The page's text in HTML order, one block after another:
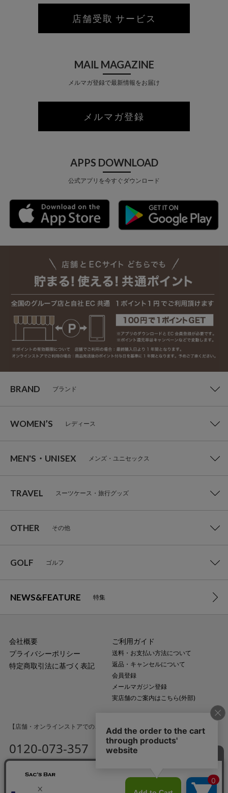
店舗受取 サービス
MAIL MAGAZINE
メルマガ登録で最新情報をお届け
メルマガ登録
APPS DOWNLOAD
公式アプリを今すぐダウンロード
BRAND ブランド
WOMEN’S レディース
MEN'S・UNISEX メンズ・ユニセックス
TRAVEL スーツケース・旅行グッズ
OTHER その他
GOLF ゴルフ
NEWS&FEATURE 特集
会社概要
プライバシーポリシー
特定商取引法に基づく表記
ご利用ガイド
送料・お支払い方法について
返品・キャンセルについて
会員登録
メールマガジン登録
実店舗のご案内はこちら(外部)
【店舗・オンラインストアでのご購入に関するお問い合わせ】
0120-073-357 MAIL
（土・日・祝日・年末年始を除く）